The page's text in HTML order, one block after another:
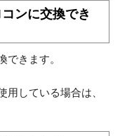
ンに交換でき
きます。
している場合は、